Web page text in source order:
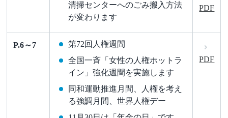
清掃センターへのごみ搬入方法
が変わります
PDF
P.6～7
第72回人権週間
全国一斉「女性の人権ホットラ
イン」強化週間を実施します
同和運動推進月間、人権を考え
る強調月間、世界人権デー
PDF